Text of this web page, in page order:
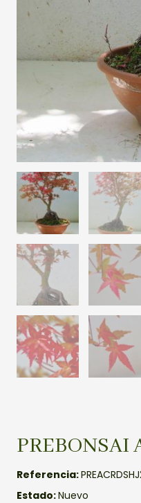
PREBONSAI
Referencia:
Estado:Nuevo